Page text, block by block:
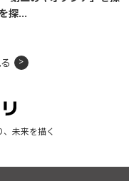
探...
未来を描く